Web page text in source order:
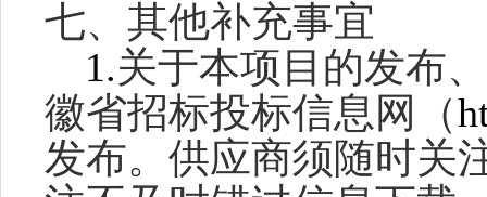
七、其他补充事宜
1.关于本项目的发布
徽省招标投标信息网（
发布。供应商须随时关